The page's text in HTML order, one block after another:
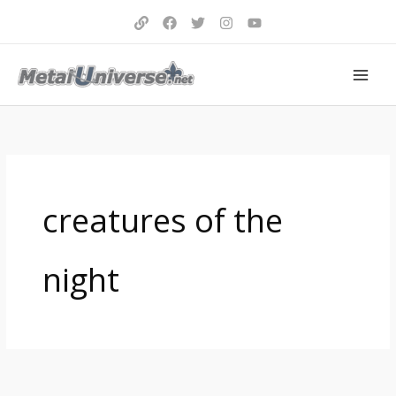
creatures of the
night